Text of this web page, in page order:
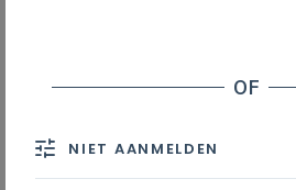
Inhoud van mediaopvoeding
werken
NIET AANMELDEN